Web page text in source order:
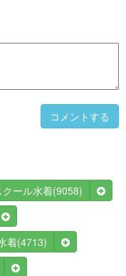
コメントする
クール水着(9058)
着(4713)